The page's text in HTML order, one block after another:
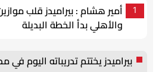
1
أمير هشام : بيراميدز قلب
والأهلي بدأ الخطة البديلة
بيراميدز يختتم تدريباته اليوم في